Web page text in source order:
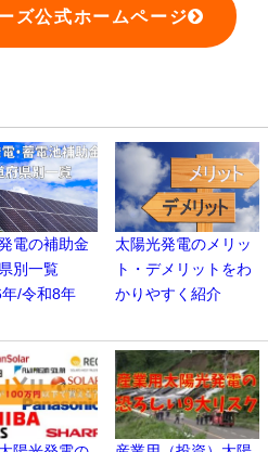
ズ公式ホームページ
電の補助金
別一覧
年/令和8年
太陽光発電のメリッ
ト・デメリットをわ
かりやすく紹介